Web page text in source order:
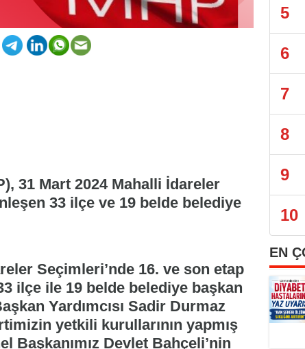
31 Mart 2024 Mahalli İdareler
33 ilçe ve 19 belde belediye
Seçimleri’nde 16. ve son etap
ilçe ile 19 belde belediye başkan
Yardımcısı Sadir Durmaz
yetkili kurullarının yapmış
Başkanımız Devlet Bahçeli’nin
5
6
7
8
9
10
EN